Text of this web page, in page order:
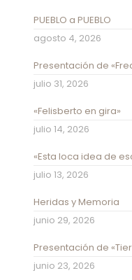
PUEBLO a PUEBLO
agosto 4, 2026
Presentación de
julio 31, 2026
«Felisberto en gira»
julio 14, 2026
«Esta loca idea de
julio 13, 2026
Heridas y Memoria
junio 29, 2026
Presentación de
junio 23, 2026